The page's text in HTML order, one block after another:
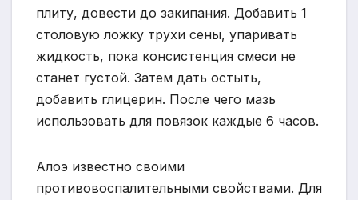
плиту, довести до закипания. Добавить 1
столовую ложку трухи сены, упаривать
жидкость, пока консистенция смеси не
станет густой. Затем дать остыть,
добавить глицерин. После чего мазь
использовать для повязок каждые 6 часов.
Алоэ известно своими
противовоспалительными свойствами. Для